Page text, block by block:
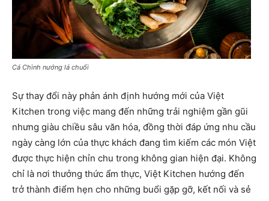
Cá Chình nướng lá chuối
Sự thay đổi này phản ánh định hướng mới của Việt
Kitchen trong việc mang đến những trải nghiệm gần gũi
nhưng giàu chiều sâu văn hóa, đồng thời đáp ứng nhu cầu
ngày càng lớn của thực khách đang tìm kiếm các món Việt
được thực hiện chỉn chu trong không gian hiện đại. Không
chỉ là nơi thưởng thức ẩm thực, Việt Kitchen hướng đến
trở thành điểm hẹn cho những buổi gặp gỡ, kết nối và sẻ